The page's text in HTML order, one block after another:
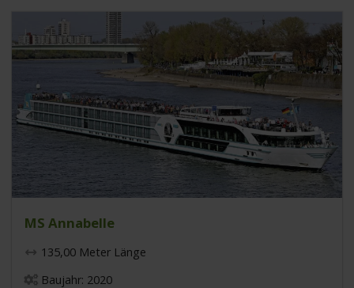
MS Annabelle
135,00 Meter Länge
Baujahr: 2020